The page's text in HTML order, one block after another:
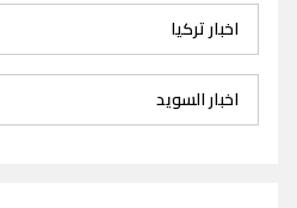
اخبار تركيا
اخبار السويد